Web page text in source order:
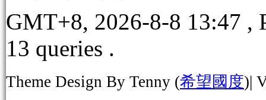
GMT+8, 2026-8-8 13:47 ,
13 queries .
Theme Design By Tenny (希望國度)|